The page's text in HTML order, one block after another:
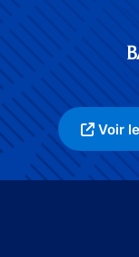
Voir